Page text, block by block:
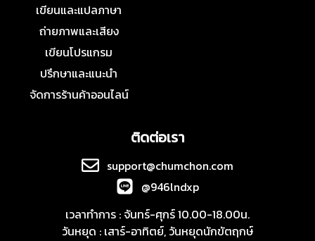
เขียนและแปลภาษา
ถ่ายภาพและเสียง
เขียนโปรแกรม
ปรึกษาและแนะนำ
จัดการร้านค้าออนไลน์
ติดต่อเรา
support@chumchon.com
@946lndxp
เวลาทำการ : จันทร์-ศุกร์ 10.00-18.00น.
วันหยุด : เสาร์-อาทิตย์, วันหยุดนักขัตฤกษ์